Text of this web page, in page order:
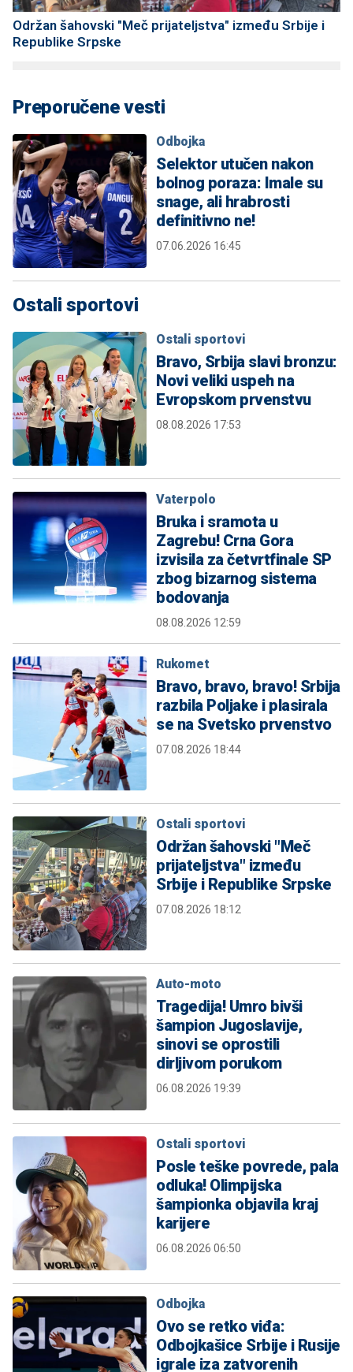
Održan šahovski "Meč prijateljstva" između Srbije i
Republike Srpske
Preporučene vesti
Odbojka
Selektor utučen nakon
bolnog poraza: Imale su
snage, ali hrabrosti
definitivno ne!
07.06.2026 16:45
Ostali sportovi
Ostali sportovi
Bravo, Srbija slavi bronzu:
Novi veliki uspeh na
Evropskom prvenstvu
08.08.2026 17:53
Vaterpolo
Bruka i sramota u
Zagrebu! Crna Gora
izvisila za četvrtfinale SP
zbog bizarnog sistema
bodovanja
08.08.2026 12:59
Rukomet
Bravo, bravo, bravo! Srbija
razbila Poljake i plasirala
se na Svetsko prvenstvo
07.08.2026 18:44
Ostali sportovi
Održan šahovski "Meč
prijateljstva" između
Srbije i Republike Srpske
07.08.2026 18:12
Auto-moto
Tragedija! Umro bivši
šampion Jugoslavije,
sinovi se oprostili
dirljivom porukom
06.08.2026 19:39
Ostali sportovi
Posle teške povrede, pala
odluka! Olimpijska
šampionka objavila kraj
karijere
06.08.2026 06:50
Odbojka
Ovo se retko viđa:
Odbojkašice Srbije i Rusije
igrale iza zatvorenih